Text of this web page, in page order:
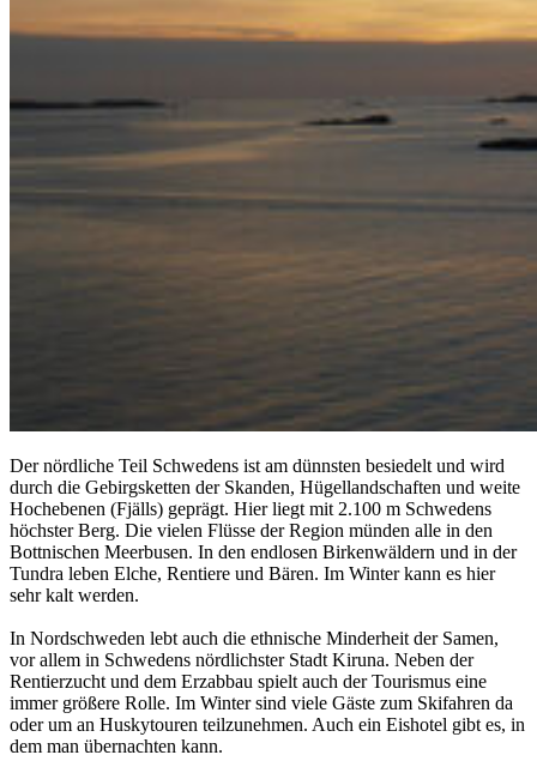
Der nördliche Teil Schwedens ist am dünnsten besiedelt und wird
durch die Gebirgsketten der Skanden, Hügellandschaften und weite
Hochebenen (Fjälls) geprägt. Hier liegt mit 2.100 m Schwedens
höchster Berg. Die vielen Flüsse der Region münden alle in den
Bottnischen Meerbusen. In den endlosen Birkenwäldern und in der
Tundra leben Elche, Rentiere und Bären. Im Winter kann es hier
sehr kalt werden.
In Nordschweden lebt auch die ethnische Minderheit der Samen,
vor allem in Schwedens nördlichster Stadt Kiruna. Neben der
Rentierzucht und dem Erzabbau spielt auch der Tourismus eine
immer größere Rolle. Im Winter sind viele Gäste zum Skifahren da
oder um an Huskytouren teilzunehmen. Auch ein Eishotel gibt es, in
dem man übernachten kann.